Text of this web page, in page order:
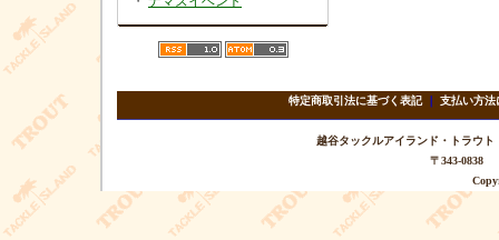
特定商取引法に基づく表記｜ 支払い方法
越谷タックルアイランド・トラ
〒343-0838